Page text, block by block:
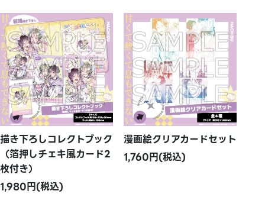
描き下ろしコレクトブック
（箔押しチェキ風カード2
枚付き）
1,980円(税込)
漫画絵クリアカードセット
1,760円(税込)